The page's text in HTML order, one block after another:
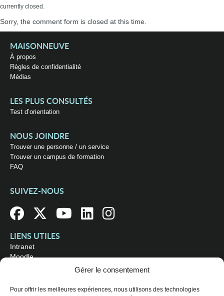
Gérer le consentement
Pour offrir les meilleures expériences, nous utilisons des technologies
currently closed.
Sorry, the comment form is closed at this time.
MAISONNEUVE
À propos
Règles de confidentialité
Médias
LES PLUS CONSULTÉS
Test d’orientation
NOUS JOINDRE
Trouver une personne / un service
Trouver un campus de formation
FAQ
SUIVEZ-NOUS
LIENS UTILES
Intranet
Moodle